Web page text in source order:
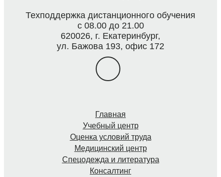
Техподдержка дистанционного обучения
с 08.00 до 21.00
620026, г. Екатеринбург,
ул. Бажова 193, офис 172
Главная
Учебный центр
Оценка условий труда
Медицинский центр
Спецодежда и литература
Консалтинг